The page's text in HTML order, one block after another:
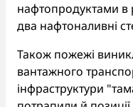
нафтопродуктами в
два нафтоналивні
Також пожежі
вантажного
інфраструктури